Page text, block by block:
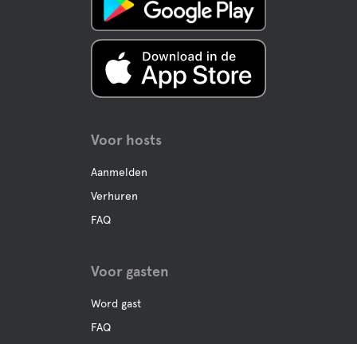
Fietsverhuur
Avonturengolf
Visserij
Wandelpaden
Voor hosts
Aanmelden
Verhuren
FAQ
Voor gasten
Word gast
FAQ